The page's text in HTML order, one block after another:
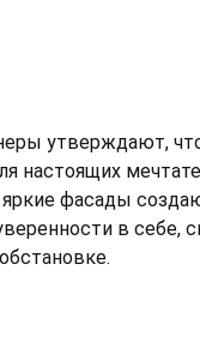
утверждают,
настоящих
яркие фасады
в себе,